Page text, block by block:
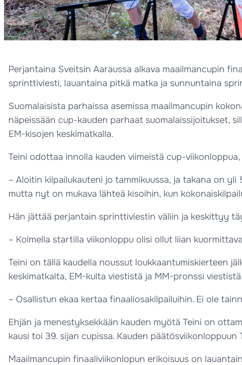
Perjantaina Sveitsin Aaraussa alkava maailmancupin
sprinttiviesti, lauantaina pitkä matka ja sunnuntaina
Suomalaisista parhaissa asemissa maailmancupin
näpeissään cup-kauden parhaat suomalaissijoitukset,
EM-kisojen keskimatkalla.
Teini odottaa innolla kauden viimeistä cup-
– Aloitin kilpailukauteni jo tammikuussa, ja takana on
mutta nyt on mukava lähteä kisoihin, kun
Hän jättää perjantain sprinttiviestin väliin ja keskittyy
– Kolmella startilla viikonloppu olisi ollut liian
Teini on tällä kaudella noussut loukkaantumiskierteen
keskimatkalta, EM-kulta viestistä ja MM-pronssi
– Osallistun ekaa kertaa finaaliosakilpailuihin. Ei ole
Ehjän ja menestyksekkään kauden myötä Teini on
kausi toi 39. sijan cupissa. Kauden
Maailmancupin finaaliviikonlopun erikoisuus on